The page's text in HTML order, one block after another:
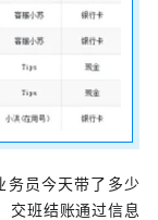
务员今天带了多少
交班结账通过信息